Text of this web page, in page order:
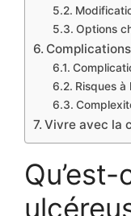
Options
Risques à
Vivre avec la